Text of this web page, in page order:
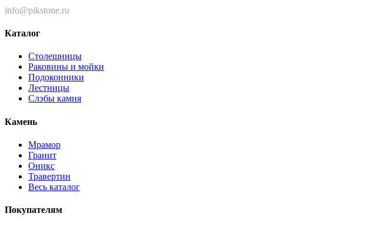
info@pikstone.ru
Каталог
Столешницы
Раковины и мойки
Подоконники
Лестницы
Слэбы камня
Камень
Мрамор
Гранит
Оникс
Травертин
Весь каталог
Покупателям